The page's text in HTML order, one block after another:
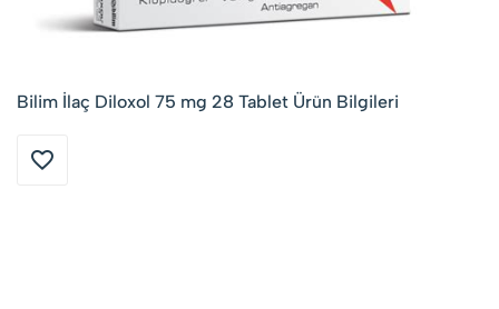
Bilim İlaç Diloxol 75 mg 28 Tablet Ürün Bilgileri